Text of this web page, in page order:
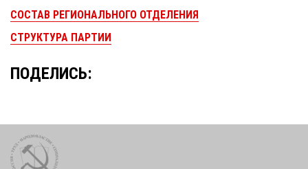
СОСТАВ РЕГИОНАЛЬНОГО ОТДЕЛЕНИЯ
СТРУКТУРА ПАРТИИ
ПОДЕЛИСЬ: